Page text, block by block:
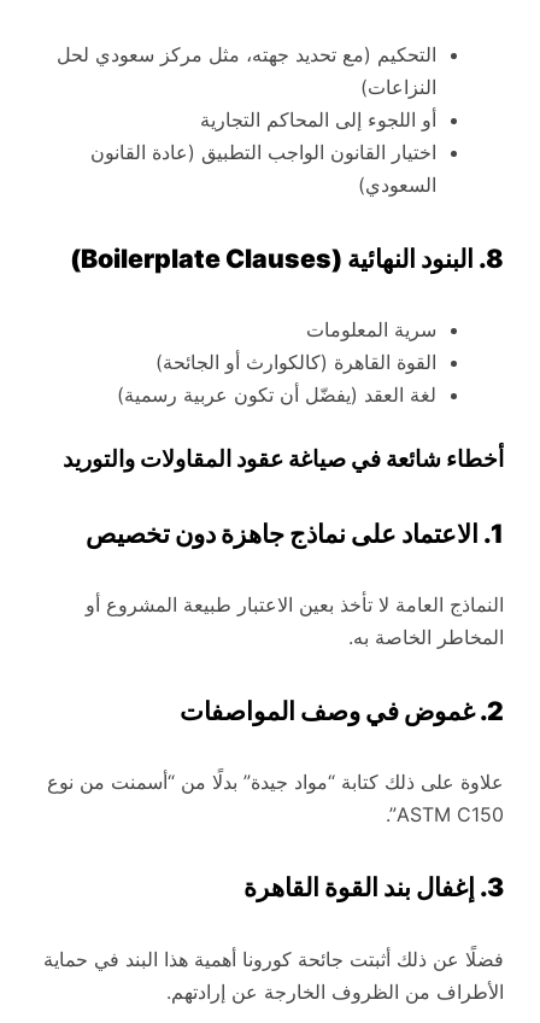
التحكيم (مع تحديد جهته، مثل مركز سعودي لحل
النزاعات)
أو اللجوء إلى المحاكم التجارية
اختيار القانون الواجب التطبيق (عادة القانون
السعودي)
8. البنود النهائية (Boilerplate Clauses)
سرية المعلومات
القوة القاهرة (كالكوارث أو الجائحة)
لغة العقد (يفضّل أن تكون عربية رسمية)
أخطاء شائعة في صياغة عقود المقاولات والتوريد
1. الاعتماد على نماذج جاهزة دون تخصيص
النماذج العامة لا تأخذ بعين الاعتبار طبيعة المشروع أو
المخاطر الخاصة به.
2. غموض في وصف المواصفات
علاوة على ذلك كتابة “مواد جيدة” بدلًا من “أسمنت من نوع
ASTM C150”.
3. إغفال بند القوة القاهرة
فضلًا عن ذلك أثبتت جائحة كورونا أهمية هذا البند في حماية
الأطراف من الظروف الخارجة عن إرادتهم.